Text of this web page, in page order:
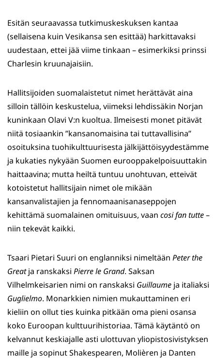
Esitän seuraavassa tutkimuskeskuksen kantaa
(sellaisena kuin Vesikansa sen esittää) harkittavaksi
uudestaan, ettei jää viime tinkaan – esimerkiksi prinssi
Charlesin kruunajaisiin.
Hallitsijoiden suomalaistetut nimet herättävät aina
silloin tällöin keskustelua, viimeksi lehdissäkin Norjan
kuninkaan Olavi V:n kuoltua. Ilmeisesti monet pitävät
niitä tosiaankin ”kansanomaisina tai tuttavallisina”
osoituksina tuohikulttuurisesta jälkijättöisyydestämme
ja kukaties nykyään Suomen eurooppakelpoisuuttakin
haittaavina; mutta heiltä tuntuu unohtuvan, etteivät
kotoistetut hallitsijain nimet ole mikään
kansanvalistajien ja fennomaanisanaseppojen
kehittämä suomalainen omituisuus, vaan cosi fan tutte–
niin tekevät kaikki.
Tsaari Pietari Suuri on englanniksi nimeltään Peter the
Greatja ranskaksi Pierre le Grand. Saksan
Vilhelmkeisarien nimi on ranskaksi Guillaume ja italiaksi
Guglielmo. Monarkkien nimien mukauttaminen eri
kieliin on ollut ties kuinka pitkään oma pieni osansa
koko Euroopan kulttuurihistoriaa. Tämä käytäntö on
kelvannut keskiajalle asti ulottuvan yliopistosivistyksen
maille ja sopinut Shakespearen, Molièren ja Danten